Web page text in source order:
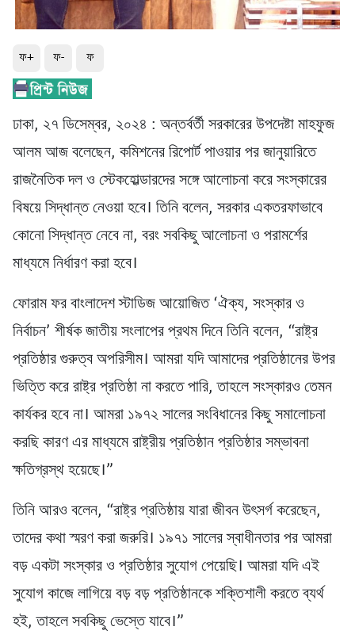
ফ+ ফ- ফ
ঢাকা, ২৭ ডিসেম্বর, ২০২৪ : অন্তর্বর্তী সরকারের উপদেষ্টা মাহফুজ
আলম আজ বলেছেন, কমিশনের রিপোর্ট পাওয়ার পর জানুয়ারিতে
রাজনৈতিক দল ও স্টেকহোল্ডারদের সঙ্গে আলোচনা করে সংস্কারের
বিষয়ে সিদ্ধান্ত নেওয়া হবে। তিনি বলেন, সরকার একতরফাভাবে
কোনো সিদ্ধান্ত নেবে না, বরং সবকিছু আলোচনা ও পরামর্শের
মাধ্যমে নির্ধারণ করা হবে।
ফোরাম ফর বাংলাদেশ স্টাডিজ আয়োজিত ‘ঐক্য, সংস্কার ও
নির্বাচন’ শীর্ষক জাতীয় সংলাপের প্রথম দিনে তিনি বলেন, “রাষ্ট্র
প্রতিষ্ঠার গুরুত্ব অপরিসীম। আমরা যদি আমাদের প্রতিষ্ঠানের উপর
ভিত্তি করে রাষ্ট্র প্রতিষ্ঠা না করতে পারি, তাহলে সংস্কারও তেমন
কার্যকর হবে না। আমরা ১৯৭২ সালের সংবিধানের কিছু সমালোচনা
করছি কারণ এর মাধ্যমে রাষ্ট্রীয় প্রতিষ্ঠান প্রতিষ্ঠার সম্ভাবনা
ক্ষতিগ্রস্থ হয়েছে।”
তিনি আরও বলেন, “রাষ্ট্র প্রতিষ্ঠায় যারা জীবন উৎসর্গ করেছেন,
তাদের কথা স্মরণ করা জরুরি। ১৯৭১ সালের স্বাধীনতার পর আমরা
বড় একটা সংস্কার ও প্রতিষ্ঠার সুযোগ পেয়েছি। আমরা যদি এই
সুযোগ কাজে লাগিয়ে বড় বড় প্রতিষ্ঠানকে শক্তিশালী করতে ব্যর্থ
হই, তাহলে সবকিছু ভেস্তে যাবে।”